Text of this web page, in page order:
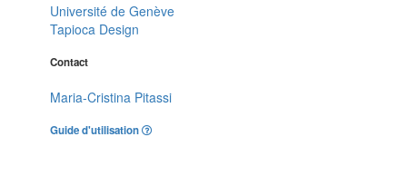
Université de Genève
Tapioca Design
Contact
Maria-Cristina Pitassi
Guide d'utilisation